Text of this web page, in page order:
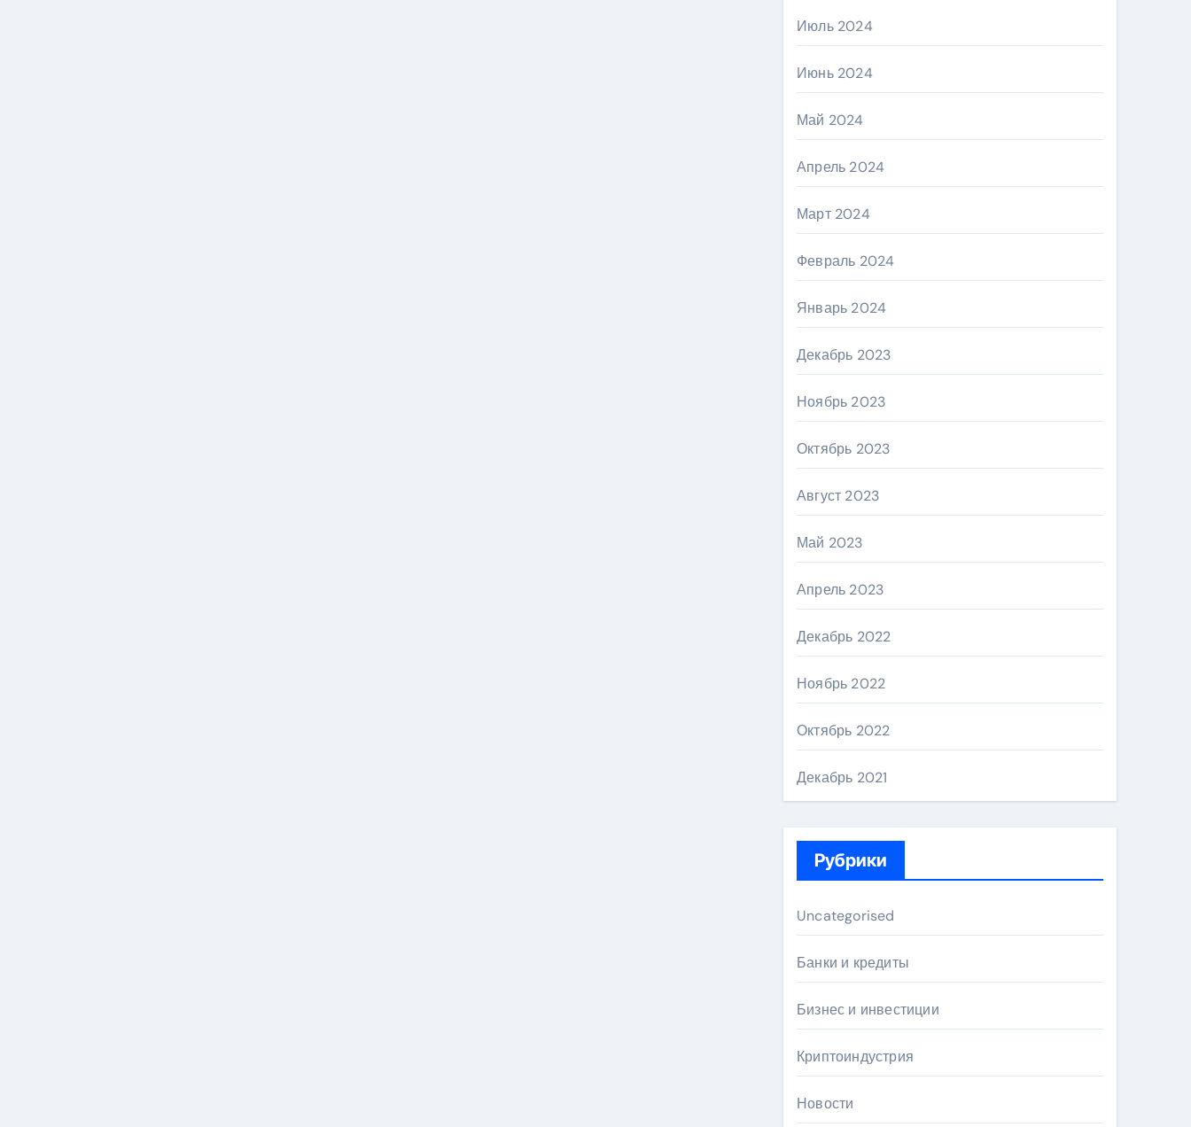
Июль 2024
Июнь 2024
Май 2024
Апрель 2024
Март 2024
Февраль 2024
Январь 2024
Декабрь 2023
Ноябрь 2023
Октябрь 2023
Август 2023
Май 2023
Апрель 2023
Декабрь 2022
Ноябрь 2022
Октябрь 2022
Декабрь 2021
Рубрики
Uncategorised
Банки и кредиты
Бизнес и инвестиции
Криптоиндустрия
Новости